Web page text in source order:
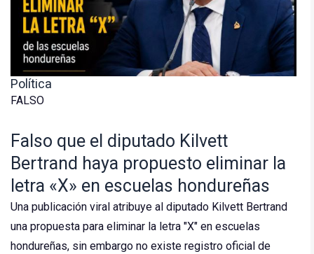
Política
FALSO
Falso que el diputado Kilvett
Bertrand haya propuesto eliminar la
letra «X» en escuelas hondureñas
Una publicación viral atribuye al diputado Kilvett Bertrand
una propuesta para eliminar la letra "X" en escuelas
hondureñas, sin embargo no existe registro oficial de